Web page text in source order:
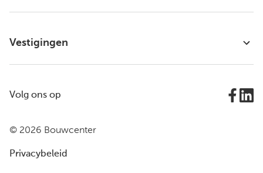
Vestigingen
© 2026 Bouwcenter
Privacybeleid
Volg ons op